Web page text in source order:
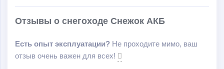
Отзывы о снегоходе Снежок АКБ
Есть опыт эксплуатации? Не проходите мимо, ваш
отзыв очень важен для всех!